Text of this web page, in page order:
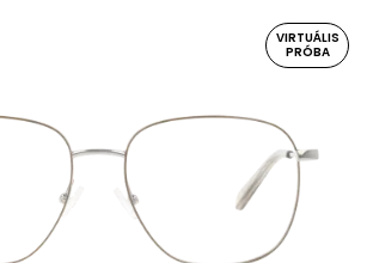
VIRTUÁLIS
PRÓBA